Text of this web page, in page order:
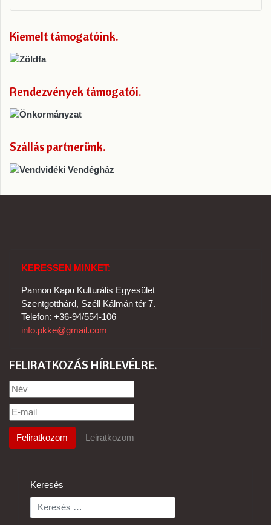
Kiemelt támogatóink
Rendezvények támogatói
Szállás partnerünk
KERESSEN MINKET:
Pannon Kapu Kulturális Egyesület
Szentgotthárd, Széll Kálmán tér 7.
Telefon: +36-94/554-106
info.pkke@gmail.com
FELIRATKOZÁS HÍRLEVÉLRE
Keresés